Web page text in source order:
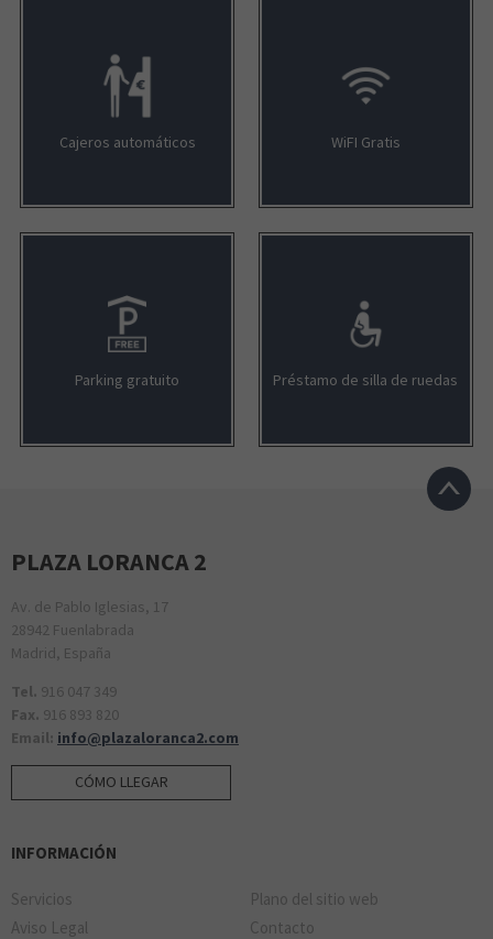
Cajeros automáticos WiFI Gratis
Parking gratuito Préstamo de silla de ruedas
PLAZA LORANCA 2
Av. de Pablo Iglesias, 17
28942 Fuenlabrada
Madrid, España
Tel. 916 047 349
Fax. 916 893 820
Email: info@plazaloranca2.com
CÓMO LLEGAR
INFORMACIÓN
Servicios
Plano del sitio web
Aviso Legal
Contacto